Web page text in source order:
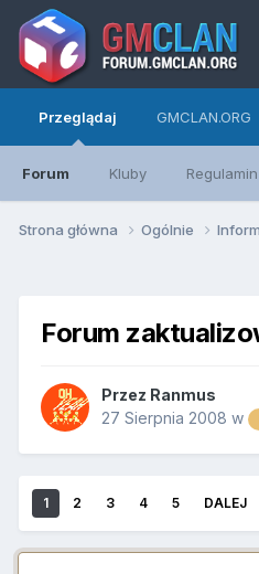
Przeglądaj
Forum Kluby Regulamin
GMCLAN.ORG
Strona główna Ogólnie
Forum
Przez Ranmus
27 Sierpnia 2008 w
1 2 3 4 5 DALEJ